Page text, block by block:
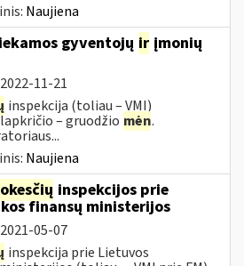
Naujiena
gyventojų ir įmonių
2022-11-21
inspekcija (toliau – VMI)
– gruodžio mėn.
Naujiena
inspekcijos prie
finansų ministerijos
2021-05-07
inspekcija prie Lietuvos